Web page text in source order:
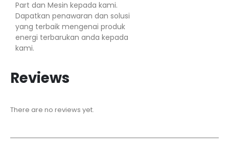
Part dan Mesin kepada kami.
Dapatkan penawaran dan solusi
yang terbaik mengenai produk
energi terbarukan anda kepada
kami.
Reviews
There are no reviews yet.